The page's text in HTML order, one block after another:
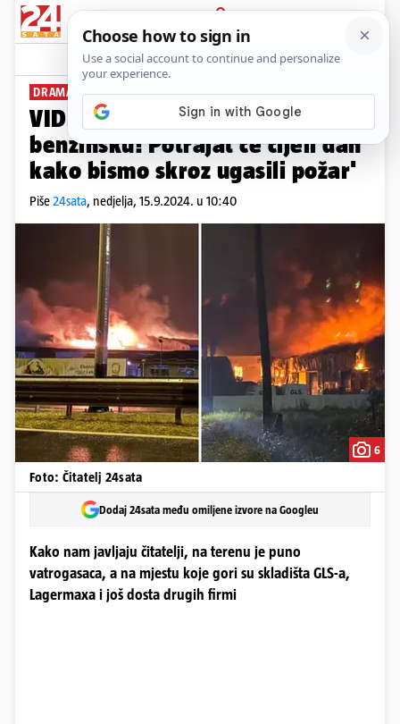
PRIJAVA
News Komentari
DRAMA U OSIJEKU
VIDEO 'Uspjeli smo obraniti
benzinsku! Potrajat će cijeli dan
kako bismo skroz ugasili požar'
Piše24sata, nedjelja, 15.9.2024. u 10:40
6
Foto: Čitatelj 24sata
Dodaj 24sata među omiljene izvore na Googleu
Kako nam javljaju čitatelji, na terenu je puno
vatrogasaca, a na mjestu koje gori su skladišta GLS-a,
Lagermaxa i još dosta drugih firmi